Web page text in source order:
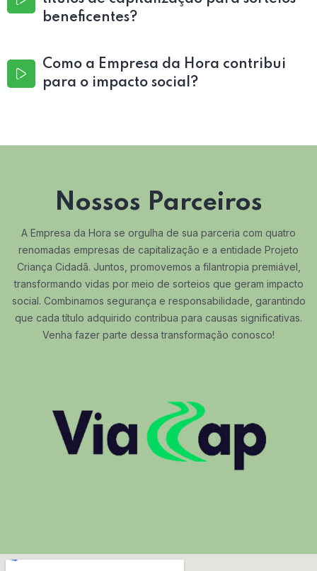
beneficentes?
Como a Empresa da Hora contribui
para o impacto social?
Nossos Parceiros
A Empresa da Hora se orgulha de sua parceria com quatro
renomadas empresas de capitalização e a entidade Projeto
Criança Cidadã. Juntos, promovemos a filantropia premiável,
transformando vidas por meio de sorteios que geram impacto
social. Combinamos segurança e responsabilidade, garantindo
que cada título adquirido contribua para causas significativas.
Venha fazer parte dessa transformação conosco!